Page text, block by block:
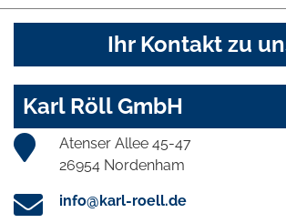
Ihr Kontakt zu
Karl Röll GmbH
Atenser Allee 45-47
26954 Nordenham
info@karl-roell.de